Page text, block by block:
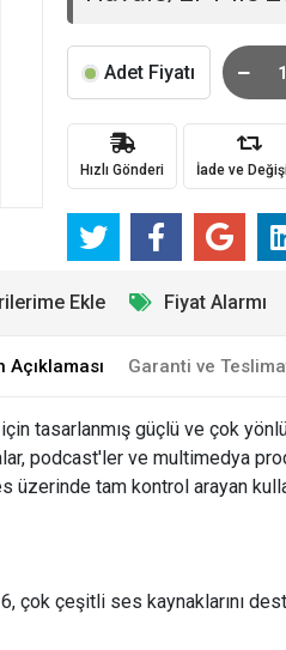
Adet Fiyatı
Hızlı Gönderi İade ve
Ekle Fiyat Alarmı
Açıklaması Garanti ve
tasarlanmış güçlü ve çok
podcast'ler ve multimedya
tam kontrol arayan
çok çeşitli ses kaynaklarını